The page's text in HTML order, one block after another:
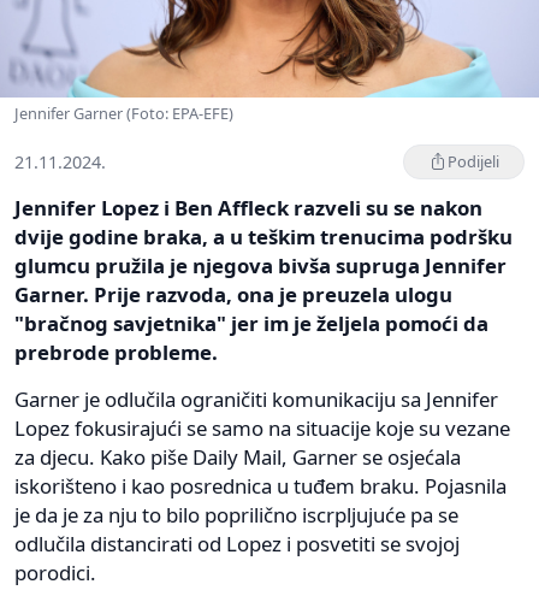
Jennifer Garner (Foto: EPA-EFE)
21.11.2024. Podijeli
Jennifer Lopez i Ben Affleck razveli su se nakon
dvije godine braka, a u teškim trenucima podršku
glumcu pružila je njegova bivša supruga Jennifer
Garner. Prije razvoda, ona je preuzela ulogu
"bračnog savjetnika" jer im je željela pomoći da
prebrode probleme.
Garner je odlučila ograničiti komunikaciju sa Jennifer
Lopez fokusirajući se samo na situacije koje su vezane
za djecu. Kako piše Daily Mail, Garner se osjećala
iskorišteno i kao posrednica u tuđem braku. Pojasnila
je da je za nju to bilo poprilično iscrpljujuće pa se
odlučila distancirati od Lopez i posvetiti se svojoj
porodici.